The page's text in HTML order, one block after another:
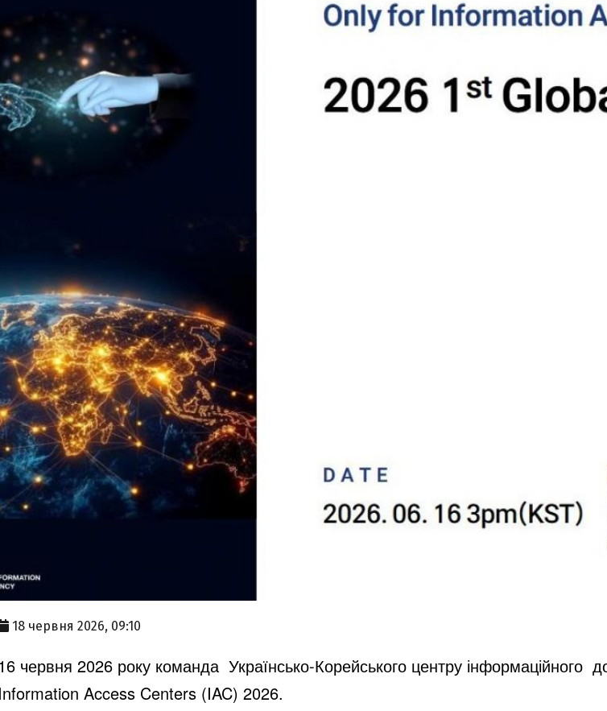
18 червня 2026, 09:10
червня 2026 року команда Українсько-Корейського центру інформаційного
Access Centers (IAC) 2026.